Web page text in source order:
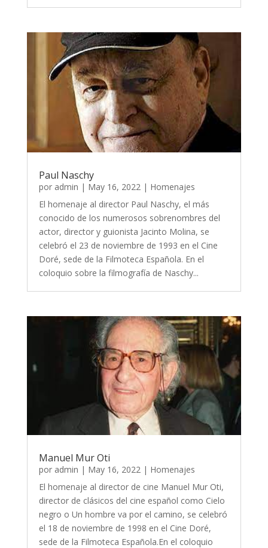
Paul Naschy
por admin | May 16, 2022| Homenajes
El homenaje al director Paul Naschy, el más
conocido de los numerosos sobrenombres del
actor, director y guionista Jacinto Molina, se
celebró el 23 de noviembre de 1993 en el Cine
Doré, sede de la Filmoteca Española. En el
coloquio sobre la filmografía de Naschy...
Manuel Mur Oti
por admin | May 16, 2022 | Homenajes
El homenaje al director de cine Manuel Mur Oti,
director de clásicos del cine español como Cielo
negro o Un hombre va por el camino, se celebró
el 18 de noviembre de 1998 en el Cine Doré,
sede de la Filmoteca Española.En el coloquio